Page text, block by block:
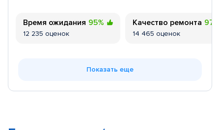
Время ожидания 95%
12 235 оценок
Качество ремонта 97%
14 465 оценок
Показать еще